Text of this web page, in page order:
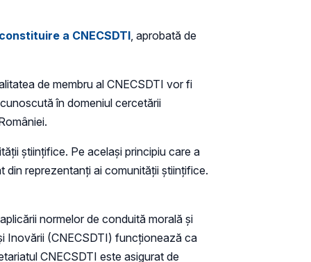
a CNECSDTI, aprobată de
de membru al CNECSDTI vor fi
în domeniul cercetării
ştiinţifice. Pe acelaşi principiu care a
din reprezentanţi ai comunităţii ştiinţifice.
normelor de conduită morală şi
Inovării (CNECSDTI) funcționează ca
CNECSDTI este asigurat de